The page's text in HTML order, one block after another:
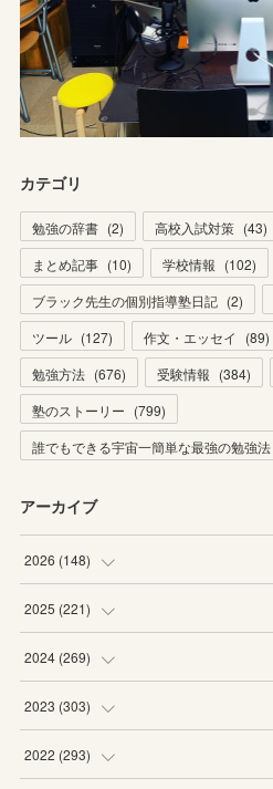
カテゴリ
勉強の辞書 (2) 高校入試対策 (43)
まとめ記事 (10) 学校情報 (102)
ブラック先生の個別指導塾日記 (2)
ツール (127) 作文・エッセイ (89)
勉強方法 (676) 受験情報 (384)
塾のストーリー (799)
誰でもできる宇宙一簡単な最強の勉強法
アーカイブ
2026 (148)
(6)
(22
(20
(19
2025 (221)
(19
(20
(19
2024 (269)
(16
(16
2023 (303)
(27
2022 (293)